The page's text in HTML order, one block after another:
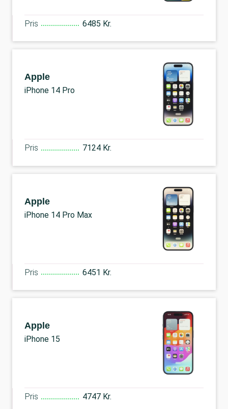
Pris 6485 Kr.
Apple
iPhone 14 Pro
Pris 7124 Kr.
Apple
iPhone 14 Pro Max
Pris 6451 Kr.
Apple
iPhone 15
Pris 4747 Kr.